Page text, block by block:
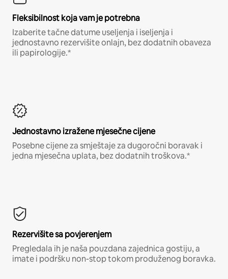
Fleksibilnost koja vam je potrebna
Izaberite tačne datume useljenja i iseljenja i
jednostavno rezervišite onlajn, bez dodatnih obaveza
ili papirologije.*
Jednostavno izražene mjesečne cijene
Posebne cijene za smještaje za dugoročni boravak i
jedna mjesečna uplata, bez dodatnih troškova.*
Rezervišite sa povjerenjem
Pregledala ih je naša pouzdana zajednica gostiju, a
imate i podršku non-stop tokom produženog boravka.